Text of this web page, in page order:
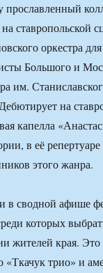
прославленный
став­ропольской
оркестра
Большого и
им.
на
ка­пелла
в её
этого жанра.
в сводной афише
которых
жителей края.
«Ткачук трио» и